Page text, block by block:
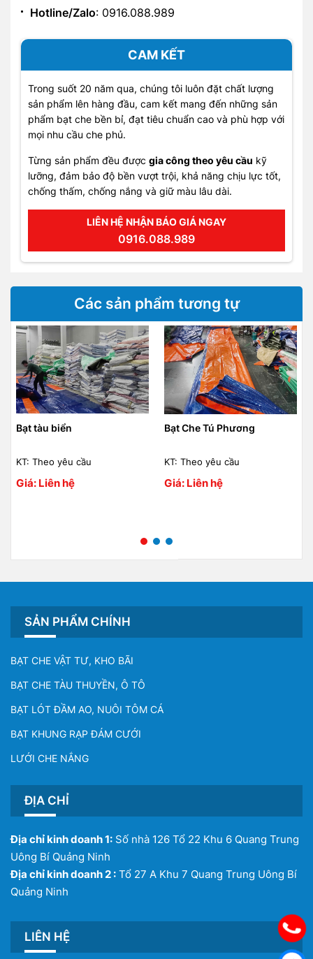
Hotline/Zalo: 0916.088.989
CAM KẾT
Trong suốt 20 năm qua, chúng tôi luôn đặt chất lượng
sản phẩm lên hàng đầu, cam kết mang đến những sản
phẩm bạt che bền bỉ, đạt tiêu chuẩn cao và phù hợp với
mọi nhu cầu che phủ.
Từng sản phẩm đều được gia công theo yêu cầu kỹ
lưỡng, đảm bảo độ bền vượt trội, khả năng chịu lực tốt,
chống thấm, chống nắng và giữ màu lâu dài.
LIÊN HỆ NHẬN BÁO GIÁ NGAY
0916.088.989
Các sản phẩm tương tự
Bạt tàu biển
KT: Theo yêu cầu
Giá: Liên hệ
Bạt Che Tú Phương
KT: Theo yêu cầu
Giá: Liên hệ
SẢN PHẨM CHÍNH
BẠT CHE VẬT TƯ, KHO BÃI
BẠT CHE TÀU THUYỀN, Ô TÔ
BẠT LÓT ĐẦM AO, NUÔI TÔM CÁ
BẠT KHUNG RẠP ĐÁM CƯỚI
LƯỚI CHE NẮNG
ĐỊA CHỈ
Địa chỉ kinh doanh 1: Số nhà 126 Tổ 22 Khu 6 Quang Trung
Uông Bí Quảng Ninh
Địa chỉ kinh doanh 2 : Tổ 27 A Khu 7 Quang Trung Uông Bí
Quảng Ninh
LIÊN HỆ